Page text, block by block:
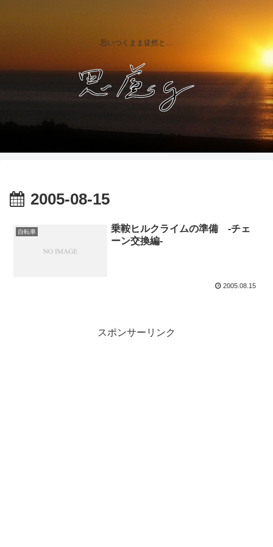
思いつくまま徒然と…
2005-08-15
自転車
乗鞍ヒルクライムの準備 -チェ
ーン交換編-
2005.08.15
スポンサーリンク